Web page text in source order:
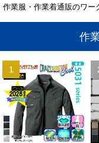
作業服・作業着通販のワー
作